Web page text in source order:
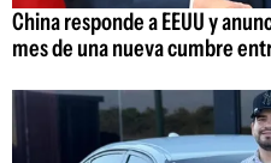
China responde a EEUU y
mes de una nueva cumbre